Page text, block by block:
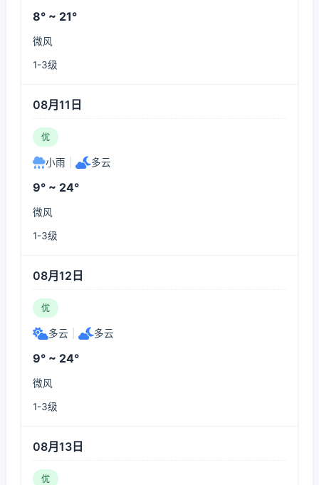
8° ~ 21°
微风
1-3级
08月11日
优
小雨 多云
9° ~ 24°
微风
1-3级
08月12日
优
多云 多云
9° ~ 24°
微风
1-3级
08月13日
优